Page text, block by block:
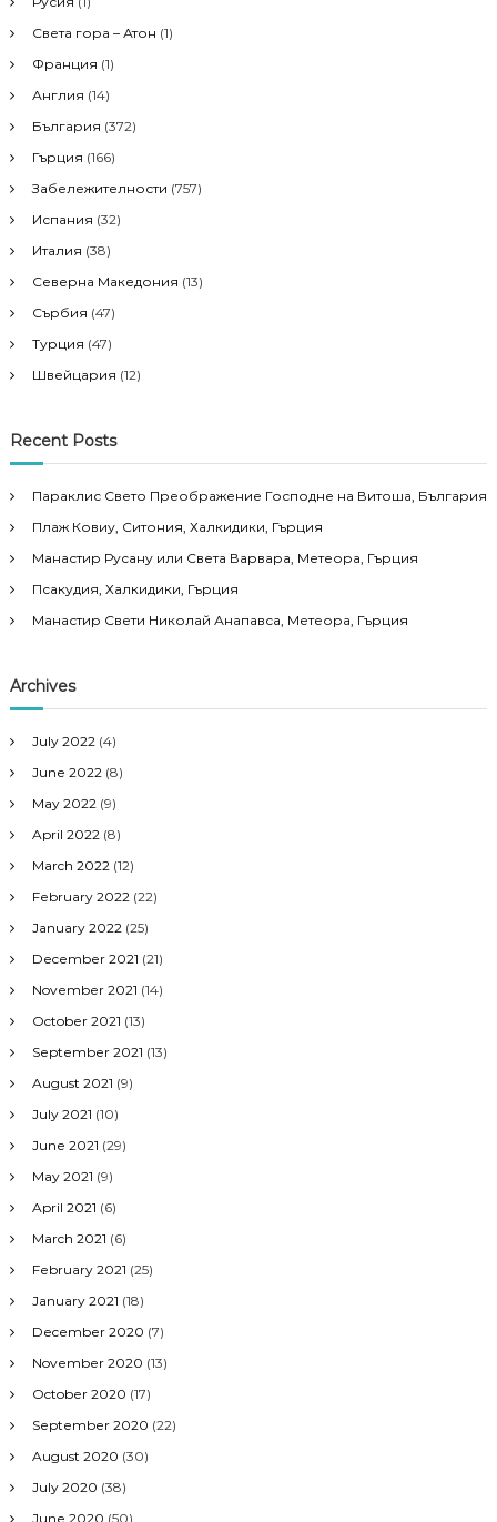
Света гора – Атон (1)
Франция (1)
Англия (14)
България (372)
Гърция (166)
Забележителности (757)
Испания (32)
Италия (38)
Северна Македония (13)
Сърбия (47)
Турция (47)
Швейцария (12)
Recent Posts
Параклис Свето Преображение Господне на Витоша, България
Плаж Ковиу, Ситония, Халкидики, Гърция
Манастир Русану или Света Варвара, Метеора, Гърция
Псакудия, Халкидики, Гърция
Манастир Свети Николай Анапавса, Метеора, Гърция
Archives
July 2022 (4)
June 2022 (8)
May 2022 (9)
April 2022 (8)
March 2022 (12)
February 2022 (22)
January 2022 (25)
December 2021 (21)
November 2021 (14)
October 2021 (13)
September 2021 (13)
August 2021 (9)
July 2021 (10)
June 2021 (29)
May 2021 (9)
April 2021 (6)
March 2021 (6)
February 2021 (25)
January 2021 (18)
December 2020 (7)
November 2020 (13)
October 2020 (17)
September 2020 (22)
August 2020 (30)
July 2020 (38)
June 2020 (50)